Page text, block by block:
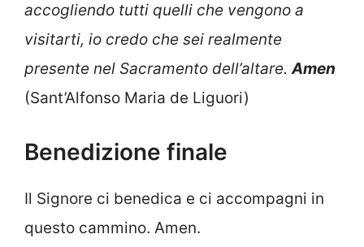
accogliendo tutti quelli che vengono a
visitarti, io credo che sei realmente
presente nel Sacramento dell’altare.Amen
(Sant’Alfonso Maria de Liguori)
Benedizione finale
Il Signore ci benedica e ci accompagni in
questo cammino. Amen.